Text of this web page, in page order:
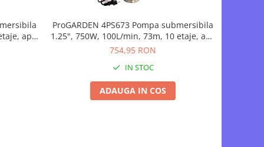
apa
ProGARDEN 4PS673 Pompa submersibila
1.25", 750W, 100L/min, 73m, 10 etaje, apa
curata
754,95 RON
IN STOC
ADAUGA IN COS